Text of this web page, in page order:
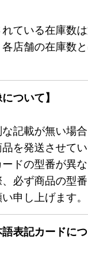
ている在庫数
店舗の在庫数
ついて】
記載が無い場
を発送させて
ドの型番が異
必ず商品の型
申し上げます。
表記カードにつ